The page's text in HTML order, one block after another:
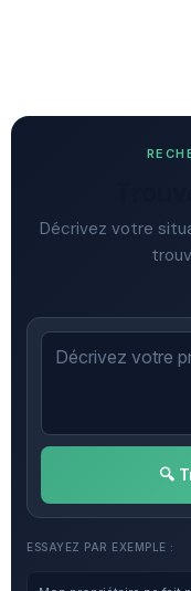
Décrivez votre
🔍
ESSAYEZ PAR EXEMPLE :